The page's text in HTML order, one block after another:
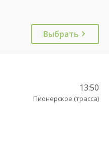
Выбрать
13:50
Пионерское (трасса)